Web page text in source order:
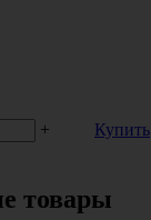
+
Купить
товары